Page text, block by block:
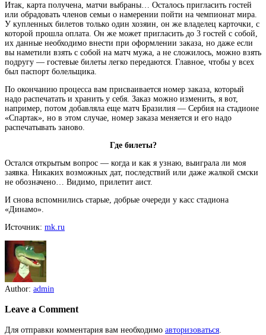
Итак, карта получена, матчи выбраны… Осталось пригласить гостей
или обрадовать членов семьи о намерении пойти на чемпионат мира.
У купленных билетов только один хозяин, он же владелец карточки, с
которой прошла оплата. Он же может пригласить до 3 гостей с собой,
их данные необходимо внести при оформлении заказа, но даже если
вы наметили взять с собой на матч мужа, а не сложилось, можно взять
подругу — гостевые билеты легко передаются. Главное, чтобы у всех
был паспорт болельщика.
По окончанию процесса вам присваивается номер заказа, который
надо распечатать и хранить у себя. Заказ можно изменить, я вот,
например, потом добавляла еще матч Бразилия — Сербия на стадионе
«Спартак», но в этом случае, номер заказа меняется и его надо
распечатывать заново.
Где билеты?
Остался открытым вопрос — когда и как я узнаю, выиграла ли моя
заявка. Никаких возможных дат, последствий или даже жалкой смски
не обозначено… Видимо, прилетит аист.
И снова вспомнились старые, добрые очереди у касс стадиона
«Динамо».
Источник: mk.ru
Author: admin
Leave a Comment
Для отправки комментария вам необходимо авторизоваться